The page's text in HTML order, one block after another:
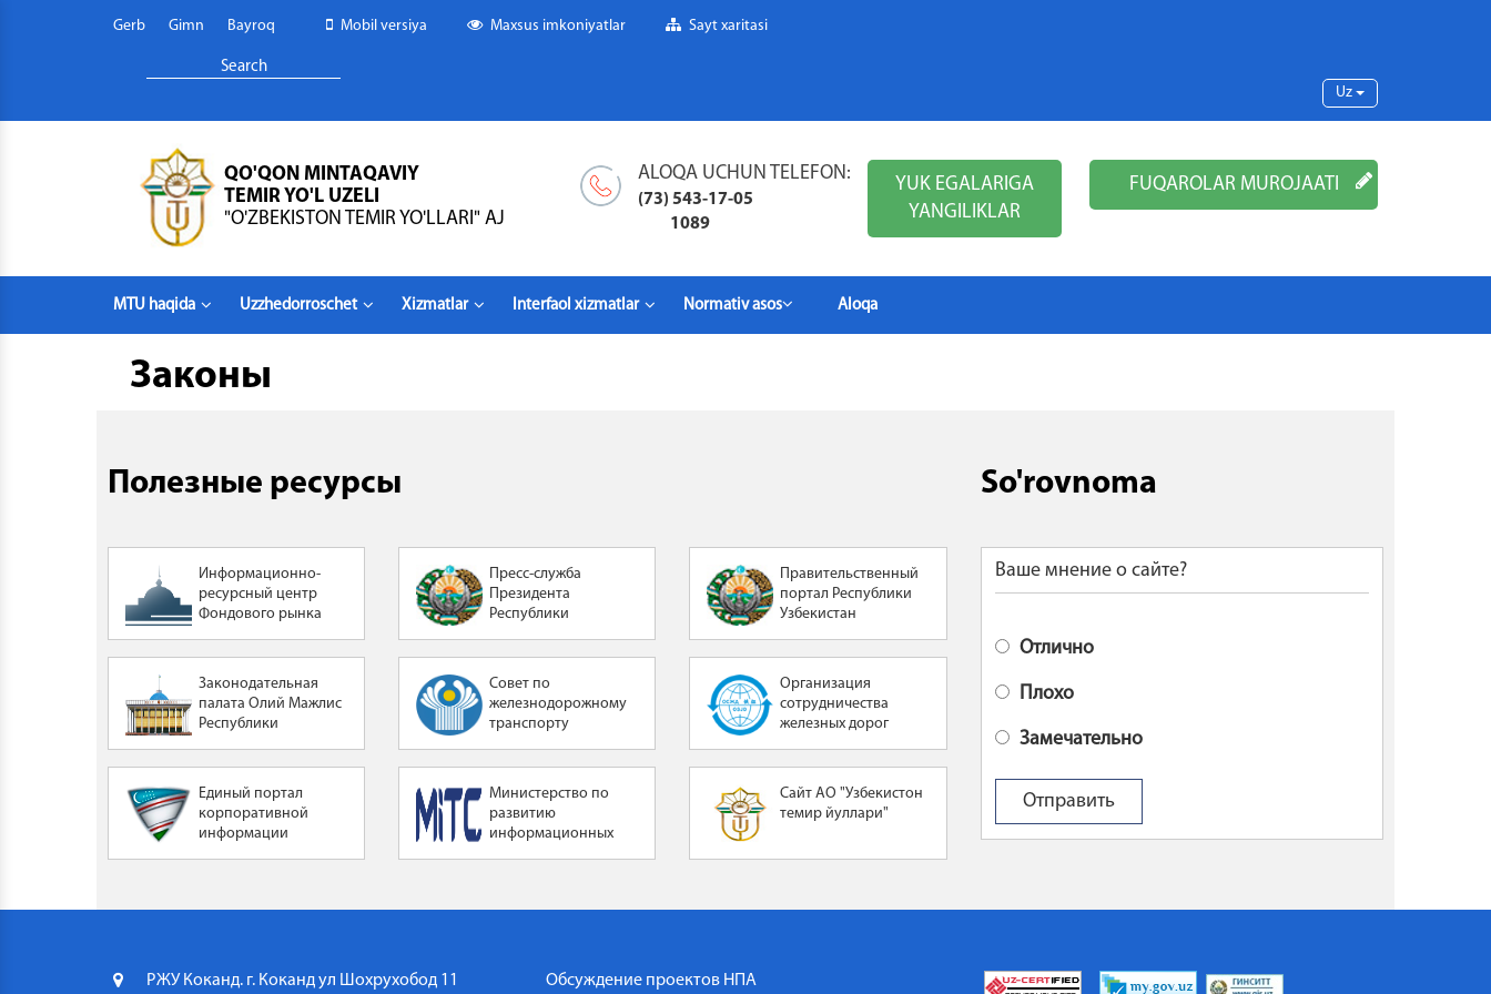
Gerb Gimn Bayroq Mobil versiya Maxsus imkoniyatlar Sayt xaritasi
Uz
QO'QON MINTAQAVIY
TEMIR YO'L UZELI
"O'ZBEKISTON TEMIR YO'LLARI" AJ
FUQAROLAR MUROJAATI
YUK EGALARIGA
YANGILIKLAR
ALOQA UCHUN TELEFON:
(73) 543-17-05
1089
MTU haqida Uzzhedorroschet Xizmatlar Interfaol xizmatlar Normativ asos Aloqa
Законы
Полезные ресурсы
Информационно-
ресурсный центр
Фондового рынка
Пресс-служба
Президента
Республики
Правительственный
портал Республики
Узбекистан
Законодательная
палата Олий Мажлис
Республики
Совет по
железнодорожному
транспорту
Организация
сотрудничества
железных дорог
Единый портал
корпоративной
информации
Министерство по
развитию
информационных
Узбекистан
Сайт АО "Узбекистон
темир йуллари"
So'rovnoma
Ваше мнение о сайте?
Отлично
Плохо
Замечательно
РЖУ Коканд. г. Коканд ул Шохрухобод 11 Обсуждение проектов НПА